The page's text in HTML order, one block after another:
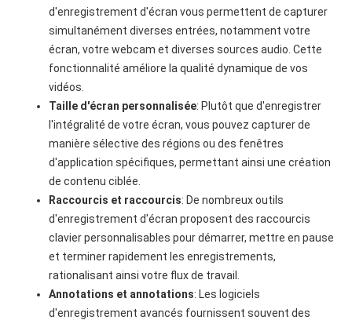
d'enregistrement d'écran vous permettent de capturer
simultanément diverses entrées, notamment votre
écran, votre webcam et diverses sources audio. Cette
fonctionnalité améliore la qualité dynamique de vos
vidéos.
Taille d'écran personnalisée: Plutôt que d'enregistrer
l'intégralité de votre écran, vous pouvez capturer de
manière sélective des régions ou des fenêtres
d'application spécifiques, permettant ainsi une création
de contenu ciblée.
Raccourcis et raccourcis: De nombreux outils
d'enregistrement d'écran proposent des raccourcis
clavier personnalisables pour démarrer, mettre en pause
et terminer rapidement les enregistrements,
rationalisant ainsi votre flux de travail.
Annotations et annotations: Les logiciels
d'enregistrement avancés fournissent souvent des